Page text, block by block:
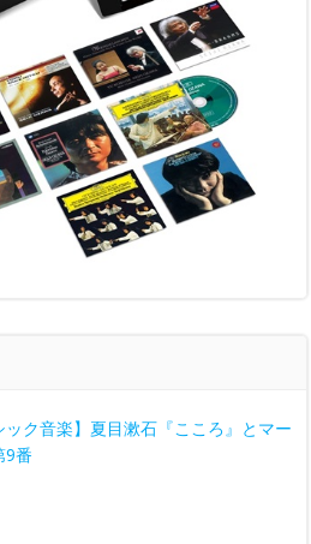
ック音楽】夏目漱石『こころ』とマー
9番